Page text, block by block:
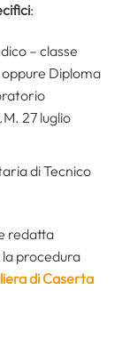
:
– classe
Diploma
27 luglio
di Tecnico
redatta
procedura
di Caserta